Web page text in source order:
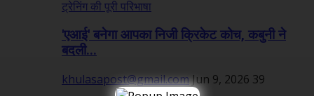
'एआई' बनेगा आपका निजी क्रिकेट कोच, कबुनी ने
बदली...
khulasapost@gmail.comJun 9, 2026 39